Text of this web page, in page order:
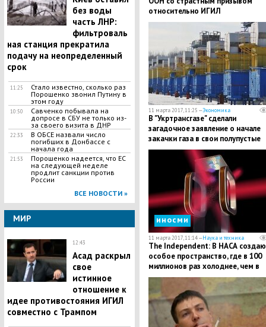
без воды
часть ЛНР:
фильтроваль
ная станция прекратила
подачу на неопределенный
срок
11:25
Стало известно, сколько раз
Порошенко звонил Путину в
этом году
10:50
Савченко побывала на
допросе в СБУ не только из-
за своего визита в ДНР
22:33
В ОБСЕ назвали число
погибших в Донбассе с
начала года
21:53
Порошенко надеется, что ЕС
на следующей неделе
продлит санкции против
России
ВСЕ НОВОСТИ »
МИР
12:43
Асад раскрыл
свое
истинное
отношение к
идее противостояния ИГИЛ
совместно с Трампом
относительно ИГИЛ
11 марта 2017, 11:25 —Экономика
В "Укртрансгазе" сделали
загадочное заявление о начале
закачки газа в свои полупустые
хранилища
иносми
11 марта 2017, 11:14 —Наука и техника
The Independent: В НАСА
особое пространство, где в 100
миллионов раз холоднее, чем в
космосе